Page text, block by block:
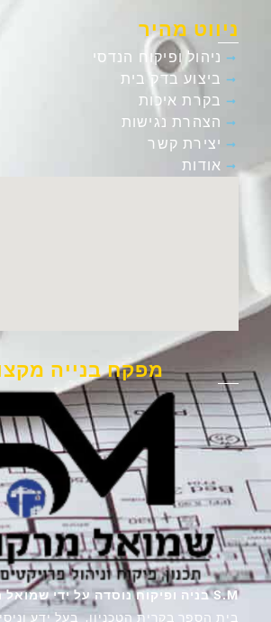
מפקח בנייה
S.M בניה ופיקוח נוסדה על ידי שמואל מרקוביץ'
בית הספר בקרית הטכניון, בעל ידע
ניווט מהיר
ניהול ופיקוח הנדסי
ביצוע בדק בית
בקרת איכות
הצהרת נגישות
יצירת קשר
אודות